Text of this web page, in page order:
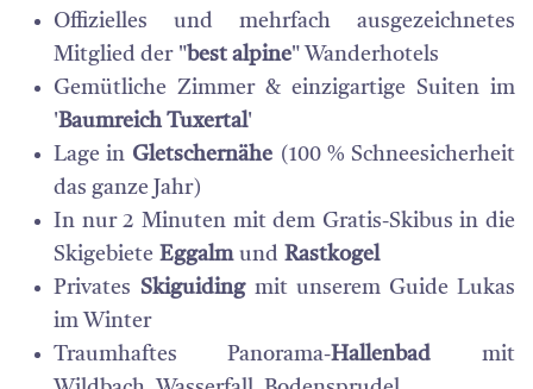
Offizielles und mehrfach ausgezeichnetes
Mitglied der "best alpine" Wanderhotels
Gemütliche Zimmer & einzigartige Suiten im
'Baumreich Tuxertal'
Lage in Gletschernähe (100 % Schneesicherheit
das ganze Jahr)
In nur 2 Minuten mit dem Gratis-Skibus in die
Skigebiete Eggalm und Rastkogel
Privates Skiguiding mit unserem Guide Lukas
im Winter
Traumhaftes Panorama-Hallenbad mit